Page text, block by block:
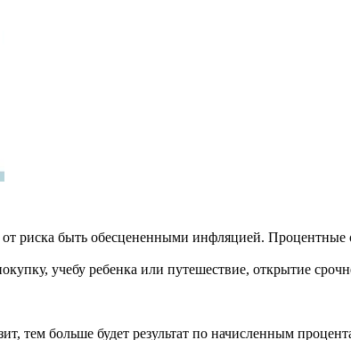
риска быть обесцененными инфляцией.
учебу ребенка или путешествие, открытие
тем больше будет результат по начисленным